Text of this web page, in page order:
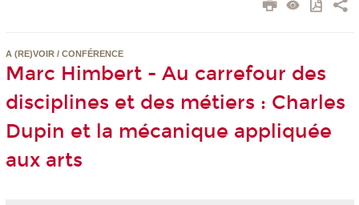
A (RE)VOIR / CONFÉRENCE
Marc Himbert - Au carrefour des
disciplines et des métiers : Charles
Dupin et la mécanique appliquée
aux arts